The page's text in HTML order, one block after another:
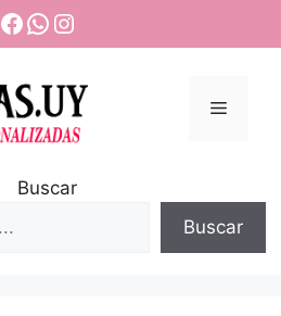
Facebook
WhatsApp
Instagram
Menú
Buscar
Buscar